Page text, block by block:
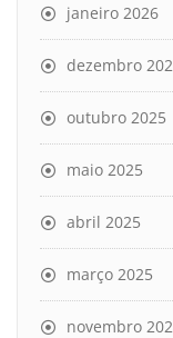
janeiro 2026
dezembro
outubro 2025
maio 2025
abril 2025
março 2025
novembro